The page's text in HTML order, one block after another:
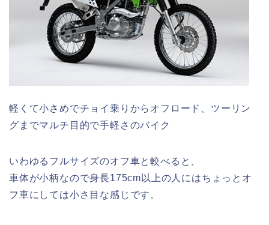
軽くて小さめでチョイ乗りからオフロード、ツーリン
グまでマルチ目的で手軽さのバイク
いわゆるフルサイズのオフ車と較べると、
車体が小柄なので身長175cm以上の人にはちょっとオ
フ車にしては小さ目な感じです。